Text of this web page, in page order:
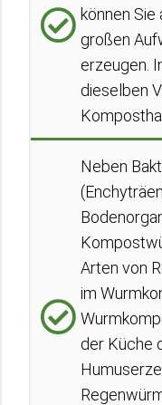
können
großen
erzeugen.
dieselben
Neben
Arten von
im
der Küche